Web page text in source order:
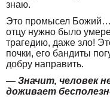
знаю.
Это промысел Божий…
отцу нужно было
трагедию, даже зло!
почки, его бандиты
добру направить.
— Значит, человек
доживает